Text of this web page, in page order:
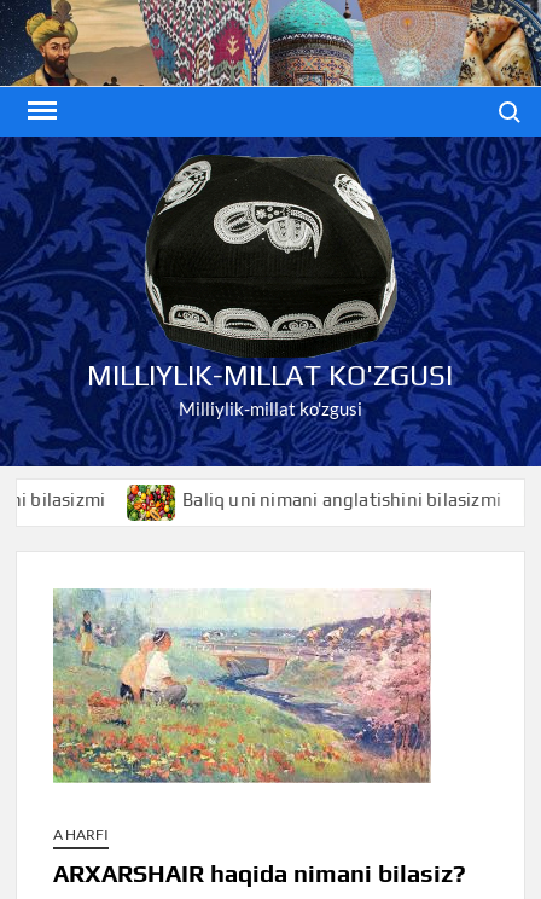
Skip
to
content
MILLIYLIK-MILLAT KO'ZGUSI
Milliylik-millat ko'zgusi
Baliq uni nimani anglatishini bilasizmi
A HARFI
ARXARSHAIR haqida nimani bilasiz?